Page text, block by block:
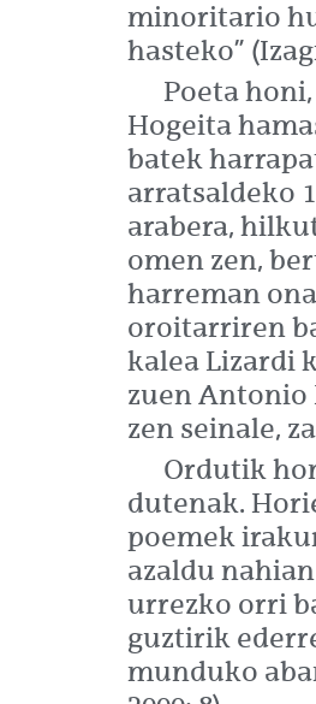
minoritario
hasteko”
Poeta
Hogeita
batek
arratsaldeko
arabera,
omen zen,
harreman
oroitarriren
kalea Lizardi
zuen Antonio
zen seinale,
Ordutik
dutenak.
poemek
azaldu
urrezko orri
guztirik
munduko